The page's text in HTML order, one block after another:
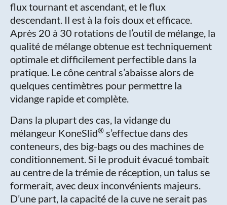
flux tournant et ascendant, et le flux
descendant. Il est à la fois doux et efficace.
Après 20 à 30 rotations de l’outil de mélange, la
qualité de mélange obtenue est techniquement
optimale et difficilement perfectible dans la
pratique. Le cône central s’abaisse alors de
quelques centimètres pour permettre la
vidange rapide et complète.
Dans la plupart des cas, la vidange du
mélangeur KoneSlid® s’effectue dans des
conteneurs, des big-bags ou des machines de
conditionnement. Si le produit évacué tombait
au centre de la trémie de réception, un talus se
formerait, avec deux inconvénients majeurs.
D’une part, la capacité de la cuve ne serait pas